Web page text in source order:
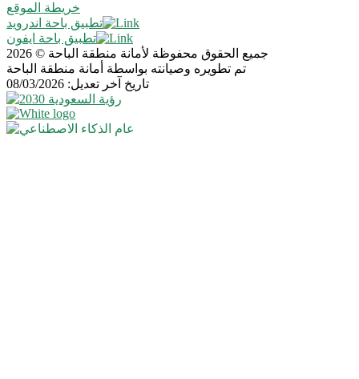
خريطة الموقع
تطبيق باحة اندرويد
تطبيق باحة ايفون
جميع الحقوق محفوظة لأمانة منطقة الباحة © 2026
تم تطويره وصيانته بواسطة أمانة منطقة الباحة
تاريخ آخر تعديل: 08/03/2026